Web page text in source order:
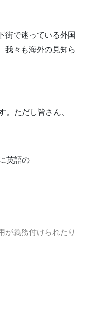
街で迷っている外国
我々も海外の見知ら
。ただし皆さん、
英語の
が義務付けられたり